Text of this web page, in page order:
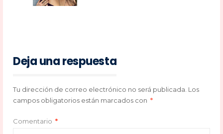
Deja una respuesta
Tu dirección de correo electrónico no será publicada. Los
campos obligatorios están marcados con *
Comentario *